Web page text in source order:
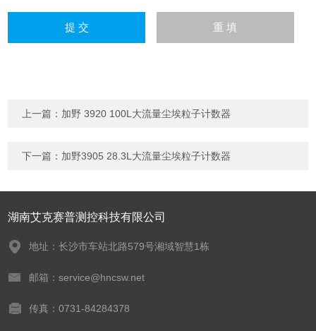
上一篇： 加野 3920 100L大流量尘埃粒子计数器
下一篇： 加野3905 28.3L大流量尘埃粒子计数器
湖南艾克赛普测控科技有限公司
地址：长沙市车站北路579号湘域智慧1栋
邮箱：service@hncsw.net
传真：0731-84284378